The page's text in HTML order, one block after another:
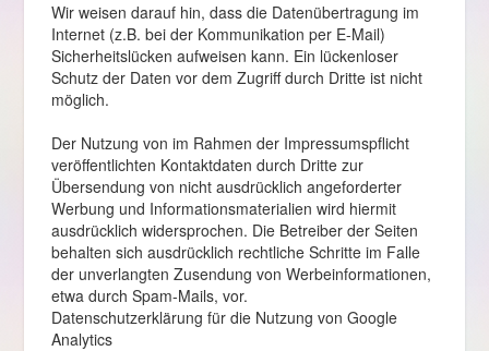
Wir weisen darauf hin, dass die Datenübertragung im
Internet (z.B. bei der Kommunikation per E-Mail)
Sicherheitslücken aufweisen kann. Ein lückenloser
Schutz der Daten vor dem Zugriff durch Dritte ist nicht
möglich.
Der Nutzung von im Rahmen der Impressumspflicht
veröffentlichten Kontaktdaten durch Dritte zur
Übersendung von nicht ausdrücklich angeforderter
Werbung und Informationsmaterialien wird hiermit
ausdrücklich widersprochen. Die Betreiber der Seiten
behalten sich ausdrücklich rechtliche Schritte im Falle
der unverlangten Zusendung von Werbeinformationen,
etwa durch Spam-Mails, vor.
Datenschutzerklärung für die Nutzung von Google
Analytics